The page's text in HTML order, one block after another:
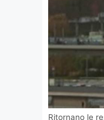
Ritornano le